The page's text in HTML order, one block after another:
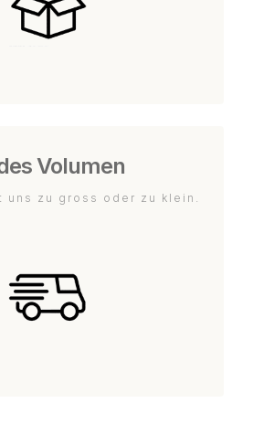
Volumen
uns zu gross oder zu klein.